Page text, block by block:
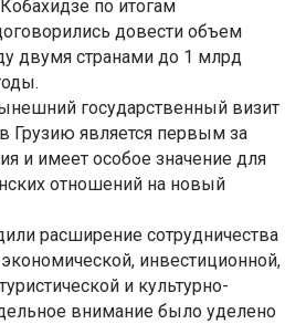
по итогам
довести объем
двумя странами до 1 млрд
государственный визит
Грузию является первым за
и имеет особое значение для
отношений на новый
расширение сотрудничества
инвестиционной,
и культурно-
внимание было уделено